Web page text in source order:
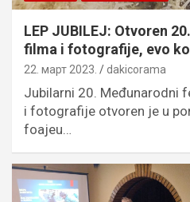
LEP JUBILEJ: Otvoren
filma i fotografije, evo
22. март 2023. dakicorama
Jubilarni 20. Međunarodni
i fotografije otvoren je u
foajeu…